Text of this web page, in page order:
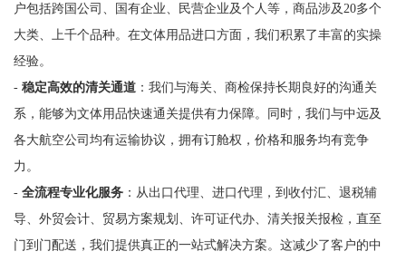
户包括跨国公司、国有企业、民营企业及个人等，商品涉及20多个
大类、上千个品种。在文体用品进口方面，我们积累了丰富的实操
经验。
- 稳定高效的清关通道：我们与海关、商检保持长期良好的沟通关
系，能够为文体用品快速通关提供有力保障。同时，我们与中远及
各大航空公司均有运输协议，拥有订舱权，价格和服务均有竞争
力。
- 全流程专业化服务：从出口代理、进口代理，到收付汇、退税辅
导、外贸会计、贸易方案规划、许可证代办、清关报关报检，直至
门到门配送，我们提供真正的一站式解决方案。这减少了客户的中